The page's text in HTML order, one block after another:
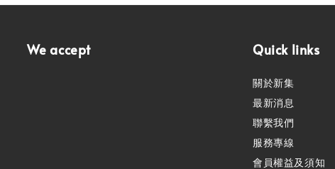
We accept Quick links
關於新集
最新消息
聯繫我們
服務專線
會員權益及須知